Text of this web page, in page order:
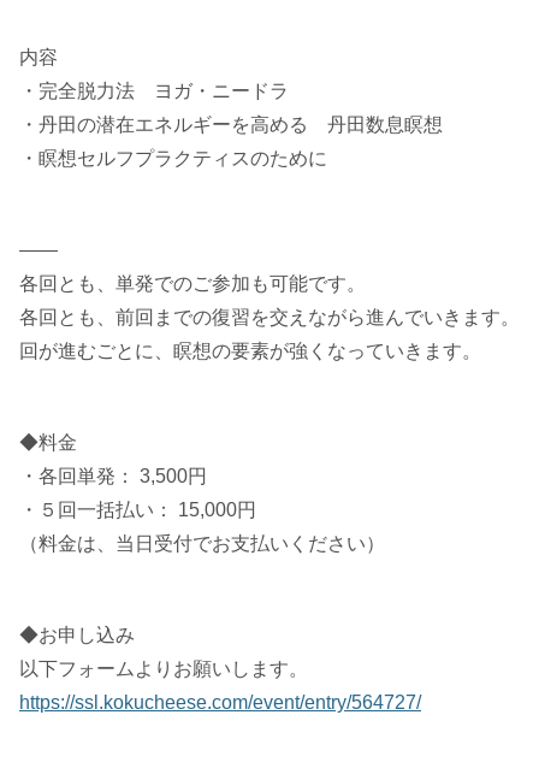
内容
・完全脱力法 ヨガ・ニードラ
・丹田の潜在エネルギーを高める 丹田数息瞑想
・瞑想セルフプラクティスのために
——
各回とも、単発でのご参加も可能です。
各回とも、前回までの復習を交えながら進んでいきます。
回が進むごとに、瞑想の要素が強くなっていきます。
◆料金
・各回単発： 3,500円
・５回一括払い： 15,000円
（料金は、当日受付でお支払いください）
◆お申し込み
以下フォームよりお願いします。
https://ssl.kokucheese.com/event/entry/564727/